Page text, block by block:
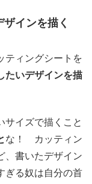
インを描く
ティングシートを
たいデザインを描
サイズで描くこと
な！ カッティン
、書いたデザイン
ぎる奴は自分の首